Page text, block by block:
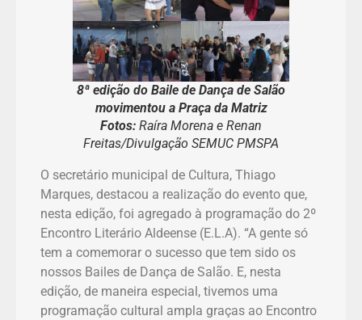
8ª edição do Baile de Dança de Salão
movimentou a Praça da Matriz
Fotos: Raíra Morena e Renan
Freitas/Divulgação SEMUC PMSPA
O secretário municipal de Cultura, Thiago
Marques, destacou a realização do evento que,
nesta edição, foi agregado à programação do 2º
Encontro Literário Aldeense (E.L.A). “A gente só
tem a comemorar o sucesso que tem sido os
nossos Bailes de Dança de Salão. E, nesta
edição, de maneira especial, tivemos uma
programação cultural ampla graças ao Encontro